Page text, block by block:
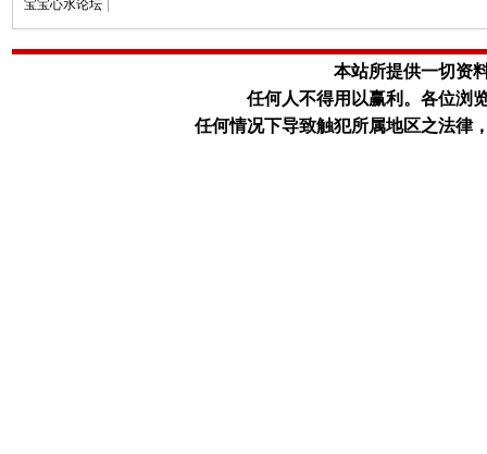
宝宝心水论坛
本站所提供一切资
任何人不得用以赢利。 各位浏
任何情况下导致触犯所属地区之法律